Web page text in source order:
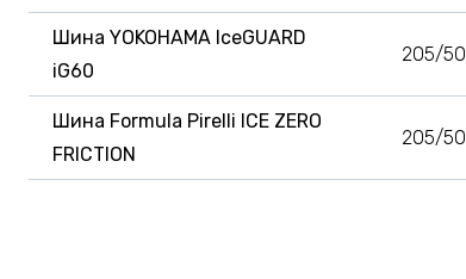
Шина YOKOHAMA IceGUARD
iG60
205/
Шина Formula Pirelli ICE ZERO
FRICTION
205/